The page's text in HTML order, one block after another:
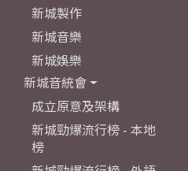
新城製作
新城音樂
新城娛樂
新城音統會
成立原意及架構
新城勁爆流行榜 - 本地
榜